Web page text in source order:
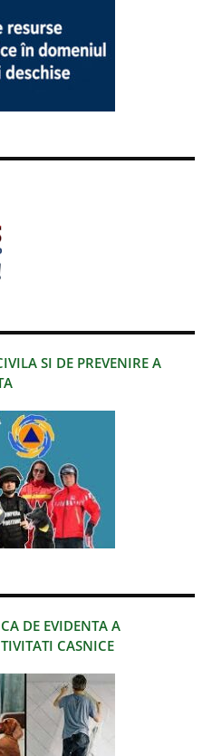
SI DE PREVENIRE A
DE EVIDENTA A
CASNICE